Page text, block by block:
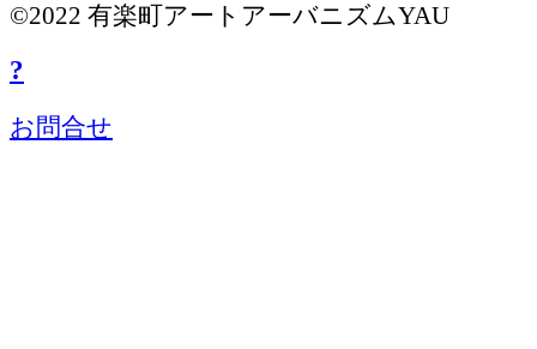
©2022 有楽町アートアーバニズムYAU
?
お問合せ